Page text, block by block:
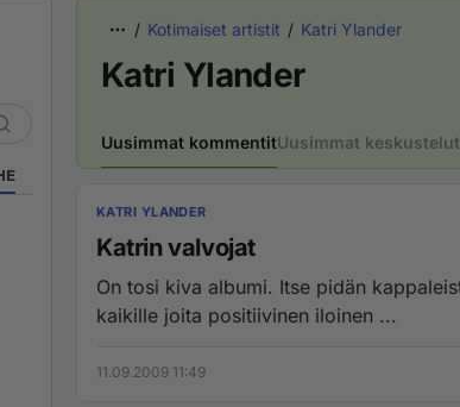
Kotimaiset artistit Katri Ylander
Katri Ylander
Uusimmat kommentitUusimmat keskustelut
KATRI YLANDER
Katrin valvojat
On tosi kiva albumi. Itse pidän kappaleista Nyt ja Oikea aika eniten. Suosittelen
kaikille joita positiivinen iloinen ...
11.09.2009 11:49